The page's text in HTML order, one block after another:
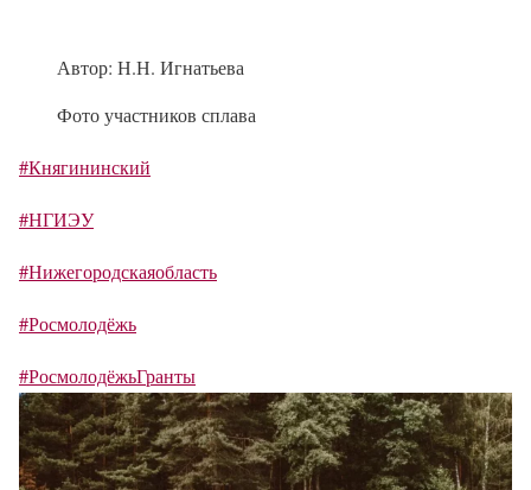
Автор: Н.Н. Игнатьева
Фото участников сплава
#Княгининский
#НГИЭУ
#Нижегородскаяобласть
#Росмолодёжь
#РосмолодёжьГранты